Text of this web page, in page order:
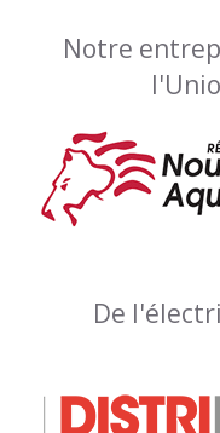
Notre
De